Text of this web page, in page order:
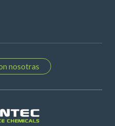
nosotras